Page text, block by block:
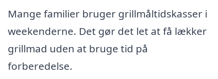
Mange familier bruger grillmåltidskasser i
weekenderne. Det gør det let at få lækker
grillmad uden at bruge tid på
forberedelse.